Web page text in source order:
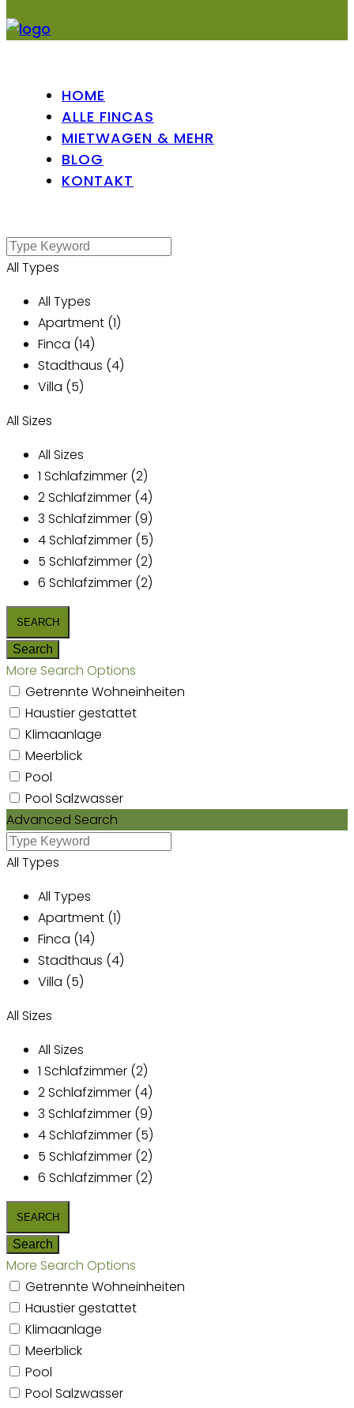
HOME
ALLE FINCAS
MIETWAGEN & MEHR
BLOG
KONTAKT
All Types
All Types
Apartment (1)
Finca (14)
Stadthaus (4)
Villa (5)
All Sizes
All Sizes
1 Schlafzimmer (2)
2 Schlafzimmer (4)
3 Schlafzimmer (9)
4 Schlafzimmer (5)
5 Schlafzimmer (2)
6 Schlafzimmer (2)
More Search Options
Getrennte Wohneinheiten
Haustier gestattet
Klimaanlage
Meerblick
Pool
Pool Salzwasser
Advanced Search
All Types
All Types
Apartment (1)
Finca (14)
Stadthaus (4)
Villa (5)
All Sizes
All Sizes
1 Schlafzimmer (2)
2 Schlafzimmer (4)
3 Schlafzimmer (9)
4 Schlafzimmer (5)
5 Schlafzimmer (2)
6 Schlafzimmer (2)
More Search Options
Getrennte Wohneinheiten
Haustier gestattet
Klimaanlage
Meerblick
Pool
Pool Salzwasser